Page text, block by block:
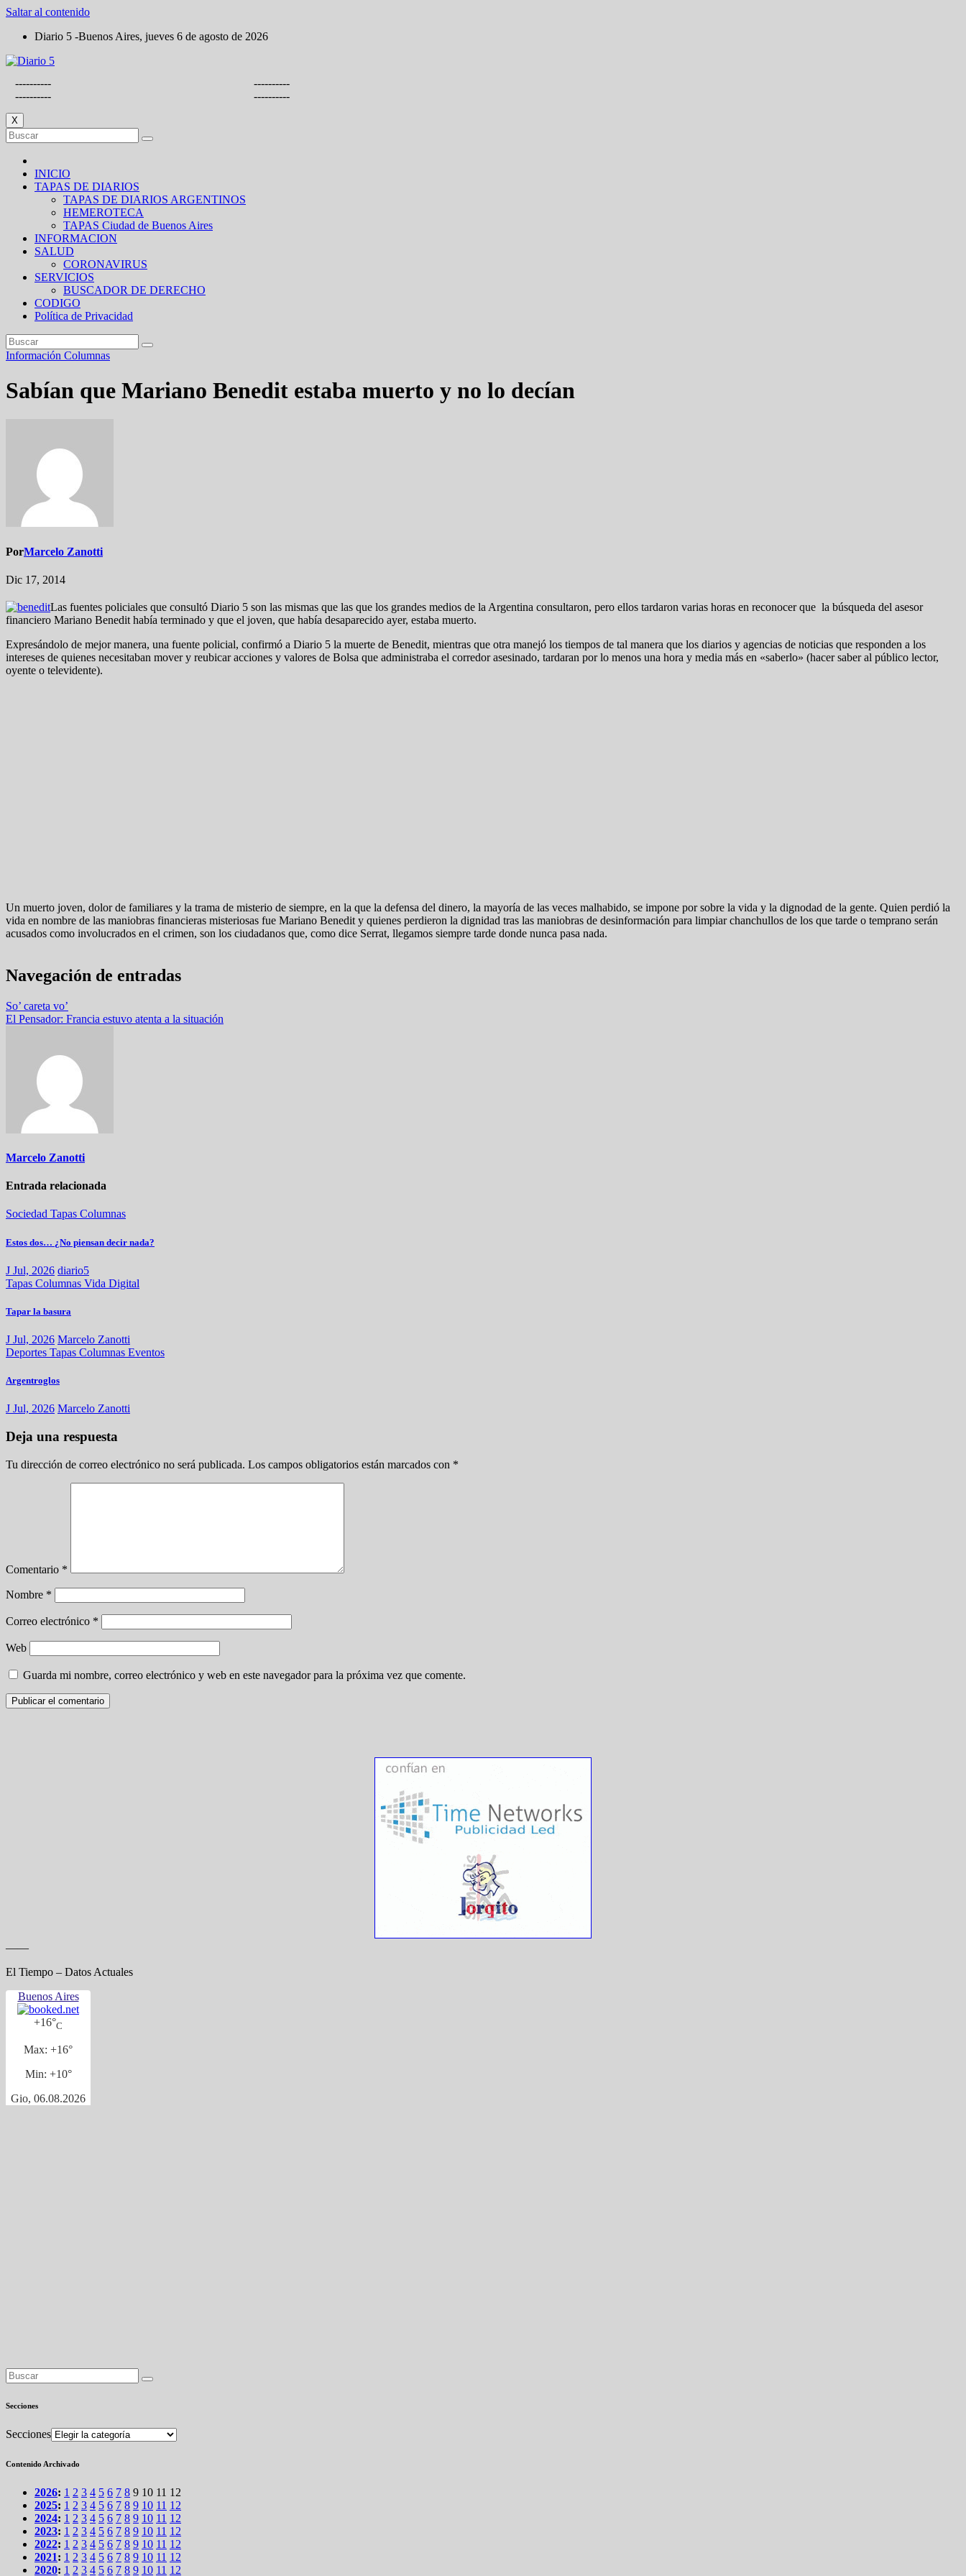
Saltar al contenido
Diario 5 -Buenos Aires, jueves 6 de agosto de 2026
----------
----------
----------
----------
X
INICIO
TAPAS DE DIARIOS
TAPAS DE DIARIOS ARGENTINOS
HEMEROTECA
TAPAS Ciudad de Buenos Aires
INFORMACION
SALUD
CORONAVIRUS
SERVICIOS
BUSCADOR DE DERECHO
CODIGO
Política de Privacidad
Información Columnas
Sabían que Mariano Benedit estaba muerto y no lo decían
PorMarcelo Zanotti
Dic 17, 2014
Las fuentes policiales que consultó Diario 5 son las mismas que las que los grandes medios de la Argentina consultaron, pero ellos tardaron varias horas en reconocer que la búsqueda del asesor
financiero Mariano Benedit había terminado y que el joven, que había desaparecido ayer, estaba muerto.
Expresándolo de mejor manera, una fuente policial, confirmó a Diario 5 la muerte de Benedit, mientras que otra manejó los tiempos de tal manera que los diarios y agencias de noticias que responden a los
intereses de quienes necesitaban mover y reubicar acciones y valores de Bolsa que administraba el corredor asesinado, tardaran por lo menos una hora y media más en «saberlo» (hacer saber al público lector,
oyente o televidente).
Un muerto joven, dolor de familiares y la trama de misterio de siempre, en la que la defensa del dinero, la mayoría de las veces malhabido, se impone por sobre la vida y la dignodad de la gente. Quien perdió la
vida en nombre de las maniobras financieras misteriosas fue Mariano Benedit y quienes perdieron la dignidad tras las maniobras de desinformación para limpiar chanchullos de los que tarde o temprano serán
acusados como involucrados en el crimen, son los ciudadanos que, como dice Serrat, llegamos siempre tarde donde nunca pasa nada.
Navegación de entradas
So’ careta vo’
El Pensador: Francia estuvo atenta a la situación
Marcelo Zanotti
Entrada relacionada
Sociedad Tapas Columnas
Estos dos… ¿No piensan decir nada?
J Jul, 2026 diario5
Tapas Columnas Vida Digital
Tapar la basura
J Jul, 2026 Marcelo Zanotti
Deportes Tapas Columnas Eventos
Argentroglos
J Jul, 2026 Marcelo Zanotti
Deja una respuesta
Tu dirección de correo electrónico no será publicada. Los campos obligatorios están marcados con *
Comentario *
Nombre *
Correo electrónico *
Web
Guarda mi nombre, correo electrónico y web en este navegador para la próxima vez que comente.
——
El Tiempo – Datos Actuales
Buenos Aires
+16°C
Max: +16°
Min: +10°
Gio, 06.08.2026
Secciones
Secciones
Contenido Archivado
2026: 1 2 3 4 5 6 7 8 9 10 11 12
2025: 1 2 3 4 5 6 7 8 9 10 11 12
2024: 1 2 3 4 5 6 7 8 9 10 11 12
2023: 1 2 3 4 5 6 7 8 9 10 11 12
2022: 1 2 3 4 5 6 7 8 9 10 11 12
2021: 1 2 3 4 5 6 7 8 9 10 11 12
2020: 1 2 3 4 5 6 7 8 9 10 11 12